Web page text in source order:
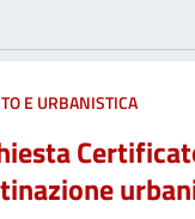
E URBANISTICA